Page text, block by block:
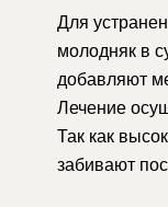
Для
молодняк в
добавляют
Лечение
Так как
забивают